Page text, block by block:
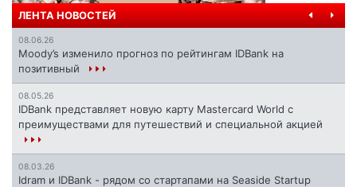
ЛЕНТА НОВОСТЕЙ
08.06.26
Moody’s изменило прогноз по рейтингам IDBank на
позитивный
08.05.26
IDBank представляет новую карту Mastercard World с
преимуществами для путешествий и специальной акцией
08.03.26
Idram и IDBank - рядом со стартапами на Seaside Startup